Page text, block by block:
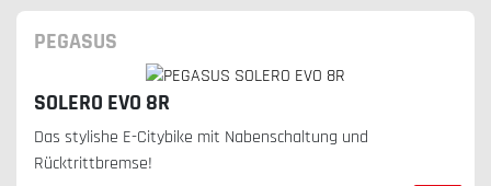
PEGASUS
SOLERO EVO 8R
Das stylishe E-Citybike mit Nabenschaltung und
Rücktrittbremse!